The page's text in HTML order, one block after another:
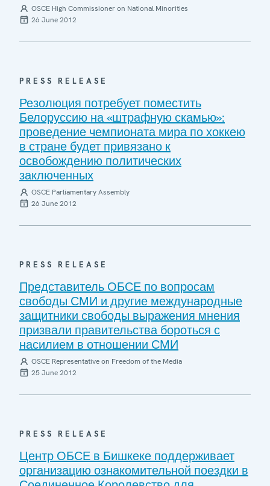
OSCE High Commissioner on National Minorities
26 June 2012
PRESS RELEASE
Резолюция потребует поместить
Белоруссию на «штрафную скамью»:
проведение чемпионата мира по хоккею
в стране будет привязано к
освобождению политических
заключенных
OSCE Parliamentary Assembly
26 June 2012
PRESS RELEASE
Представитель ОБСЕ по вопросам
свободы СМИ и другие международные
защитники свободы выражения мнения
призвали правительства бороться с
насилием в отношении СМИ
OSCE Representative on Freedom of the Media
25 June 2012
PRESS RELEASE
Центр ОБСЕ в Бишкеке поддерживает
организацию ознакомительной поездки в